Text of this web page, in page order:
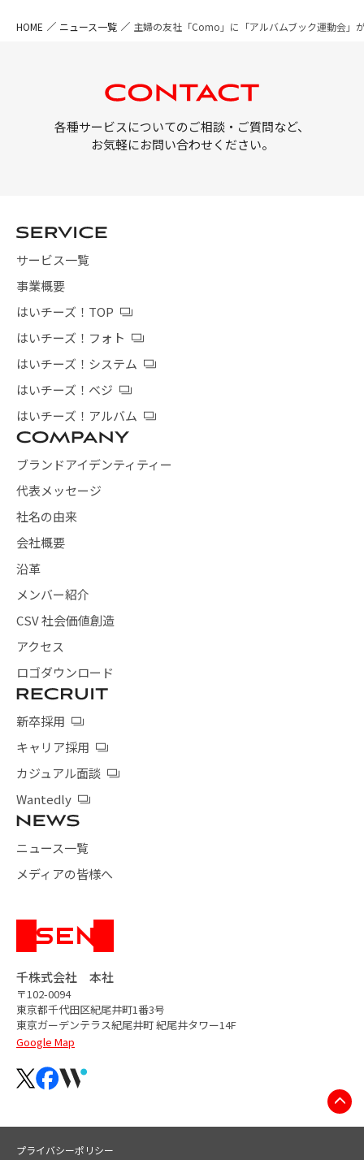
HOME ニュース一覧 主婦の友社「Como」に「アルバムブック運動会」
各種サービスについてのご相談・ご質問など、
お気軽にお問い合わせください。
千株式会社 本社
〒102-0094
東京都千代田区紀尾井町1番3号
東京ガーデンテラス紀尾井町紀尾井タワー14F
Google Map
サービス一覧
事業概要
はいチーズ！TOP
はいチーズ！フォト
はいチーズ！システム
はいチーズ！ベジ
はいチーズ！アルバム
ブランドアイデンティティー
代表メッセージ
社名の由来
会社概要
沿革
メンバー紹介
CSV 社会価値創造
アクセス
ロゴダウンロード
新卒採用
キャリア採用
カジュアル面談
Wantedly
ニュース一覧
メディアの皆様へ
プライバシーポリシー